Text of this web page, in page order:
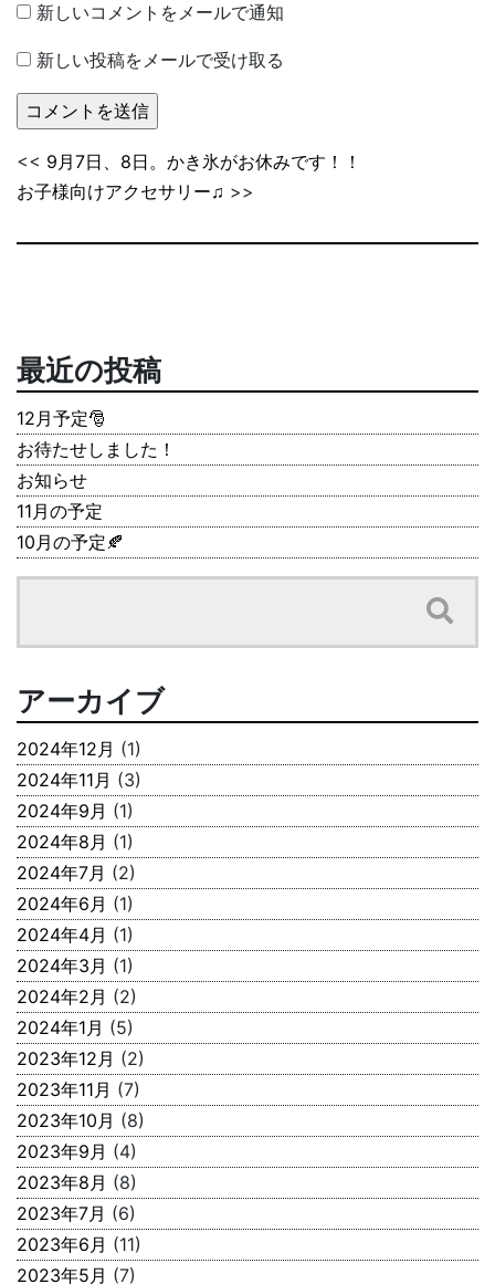
新しいコメントをメールで通知
新しい投稿をメールで受け取る
<< 9月7日、8日。かき氷がお休みです！！
お子様向けアクセサリー♫ >>
最近の投稿
12月予定🎅
お待たせしました！
お知らせ
11月の予定
10月の予定🍂
アーカイブ
2024年12月 (1)
2024年11月 (3)
2024年9月 (1)
2024年8月 (1)
2024年7月 (2)
2024年6月 (1)
2024年4月 (1)
2024年3月 (1)
2024年2月 (2)
2024年1月 (5)
2023年12月 (2)
2023年11月 (7)
2023年10月 (8)
2023年9月 (4)
2023年8月 (8)
2023年7月 (6)
2023年6月 (11)
2023年5月 (7)